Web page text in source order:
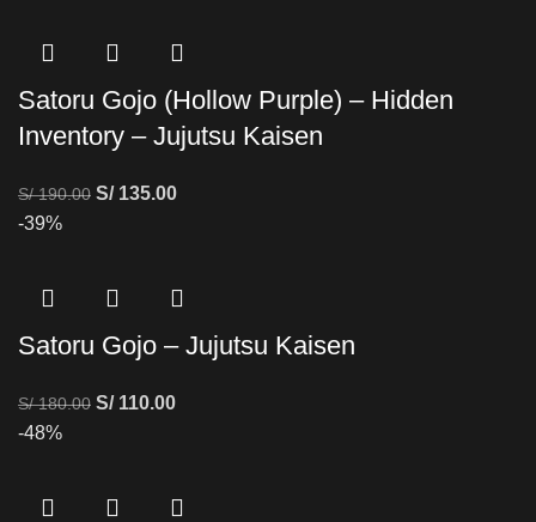
Satoru Gojo (Hollow Purple) – Hidden
Inventory – Jujutsu Kaisen
S/190.00 S/135.00
-39%
Satoru Gojo – Jujutsu Kaisen
S/180.00 S/110.00
-48%